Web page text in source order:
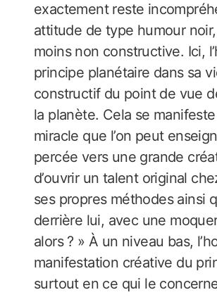
exactement reste
attitude de type humour
moins non constructive. Ici,
principe planétaire dans sa
constructif du point de vue
la planète. Cela se
miracle que l’on peut
percée vers une grande
d’ouvrir un talent original
ses propres méthodes ainsi
derrière lui, avec une
alors ? » À un niveau bas,
manifestation créative du
surtout en ce qui le